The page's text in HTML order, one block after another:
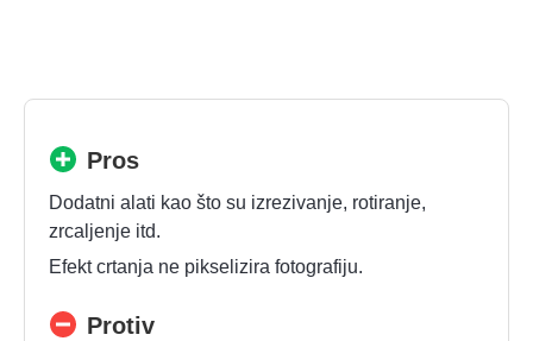
Pros
Dodatni alati kao što su izrezivanje, rotiranje,
zrcaljenje itd.
Efekt crtanja ne pikselizira fotografiju.
Protiv